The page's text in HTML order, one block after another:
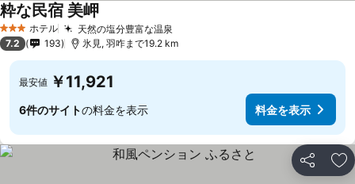
3 ホテルのランク
ホテル 天然の塩分豊富な温泉
粋な民宿 美岬
7.2 193 氷見, 羽咋まで19.2 km
最安値 ￥11,921
6件のサイトの料金を表示 料金を表示
シェア お